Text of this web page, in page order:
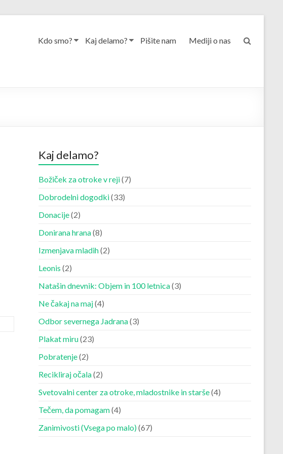
Kdo smo? Kaj delamo? Pišite nam Mediji o nas
Kaj delamo?
Božiček za otroke v reji(7)
Dobrodelni dogodki(33)
Donacije(2)
Donirana hrana(8)
Izmenjava mladih(2)
Leonis (2)
Natašin dnevnik: Objem in 100 letnica(3)
Ne čakaj na maj(4)
Odbor severnega Jadrana(3)
Plakat miru(23)
Pobratenje(2)
Recikliraj očala(2)
Svetovalni center za otroke, mladostnike in starše(4)
Tečem, da pomagam(4)
Zanimivosti (Vsega po malo)(67)